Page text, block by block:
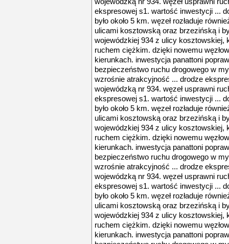
ekspresowej s1. wartość inwestycji ...
było około 5 km. węzeł rozładuje
ulicami kosztowską oraz brzezińską i
wojewódzkiej 934 z ulicy kosztowskiej,
ruchem ciężkim. dzięki nowemu
kierunkach. inwestycja panattoni
bezpieczeństwo ruchu drogowego w
wzrośnie atrakcyjność ... drodze
wojewódzką nr 934. węzeł usprawni
ekspresowej s1. wartość inwestycji ...
było około 5 km. węzeł rozładuje
ulicami kosztowską oraz brzezińską i
wojewódzkiej 934 z ulicy kosztowskiej,
ruchem ciężkim. dzięki nowemu
kierunkach. inwestycja panattoni
bezpieczeństwo ruchu drogowego w
wzrośnie atrakcyjność ... drodze
wojewódzką nr 934. węzeł usprawni
ekspresowej s1. wartość inwestycji ...
było około 5 km. węzeł rozładuje
ulicami kosztowską oraz brzezińską i
wojewódzkiej 934 z ulicy kosztowskiej,
ruchem ciężkim. dzięki nowemu
kierunkach. inwestycja panattoni